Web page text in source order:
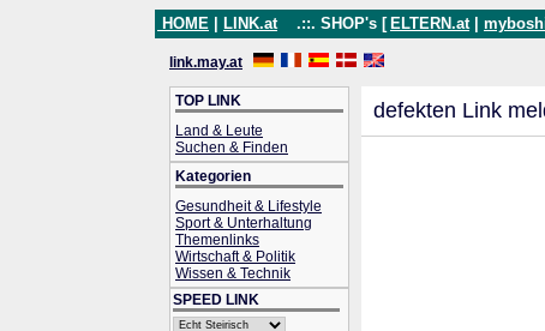
HOME LINK.at .::. SHOP's [ ELTERN.at
link.may.at
TOP LINK
Land & Leute
Suchen & Finden
Kategorien
Gesundheit & Lifestyle
Sport & Unterhaltung
Themenlinks
Wirtschaft & Politik
Wissen & Technik
SPEED LINK
defekten Link